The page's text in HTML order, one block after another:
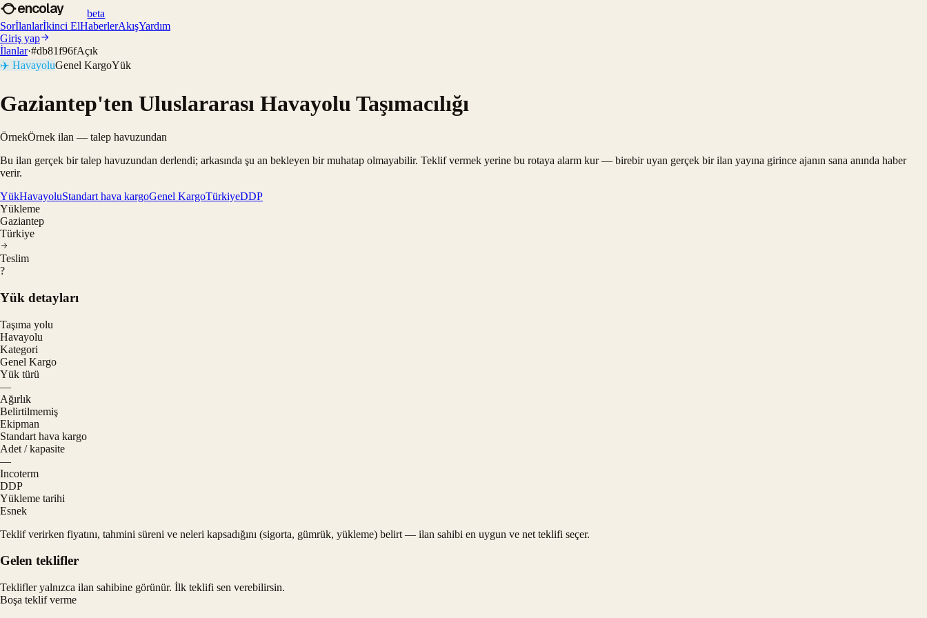
encolay
beta
Sorİlanlarİkinci ElHaberlerAkışYardım
Giriş yap
İlanlar·#db81f96fAçık
✈️ HavayoluGenel KargoYük
Gaziantep'ten Uluslararası Havayolu Taşımacılığı
ÖrnekÖrnek ilan — talep havuzundan
Bu ilan gerçek bir talep havuzundan derlendi; arkasında şu an bekleyen bir muhatap olmayabilir. Teklif vermek yerine bu rotaya alarm kur — birebir uyan gerçek bir ilan yayına girince ajanın sana anında haber
verir.
YükHavayoluStandart hava kargoGenel KargoTürkiyeDDP
Yükleme
Gaziantep
Türkiye
Teslim
?
Yük detayları
Taşıma yolu
Havayolu
Kategori
Genel Kargo
Yük türü
—
Ağırlık
Belirtilmemiş
Ekipman
Standart hava kargo
Adet / kapasite
—
Incoterm
DDP
Yükleme tarihi
Esnek
Teklif verirken fiyatını, tahmini süreni ve neleri kapsadığını (sigorta, gümrük, yükleme) belirt — ilan sahibi en uygun ve net teklifi seçer.
Gelen teklifler
Teklifler yalnızca ilan sahibine görünür. İlk teklifi sen verebilirsin.
Boşa teklif verme